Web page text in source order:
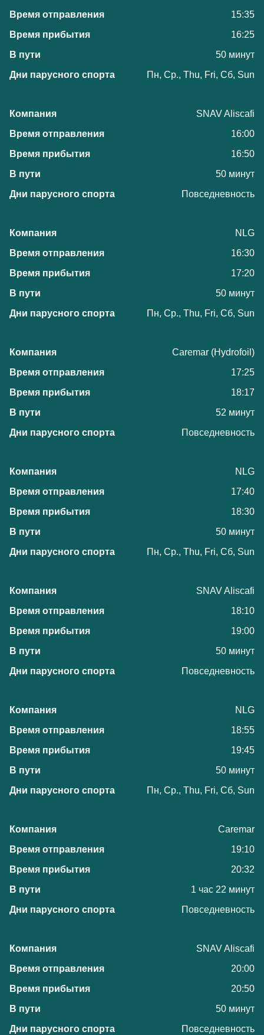
15:35
16:25
50 минут
Пн, Ср., Thu, Fri, Сб, Sun
SNAV Aliscafi
16:00
16:50
50 минут
Повседневность
NLG
16:30
17:20
50 минут
Пн, Ср., Thu, Fri, Сб, Sun
Caremar (Hydrofoil)
17:25
18:17
52 минут
Повседневность
NLG
17:40
18:30
50 минут
Пн, Ср., Thu, Fri, Сб, Sun
SNAV Aliscafi
18:10
19:00
50 минут
Повседневность
NLG
18:55
19:45
50 минут
Пн, Ср., Thu, Fri, Сб, Sun
Caremar
19:10
20:32
1 час 22 минут
Повседневность
SNAV Aliscafi
20:00
20:50
50 минут
Повседневность